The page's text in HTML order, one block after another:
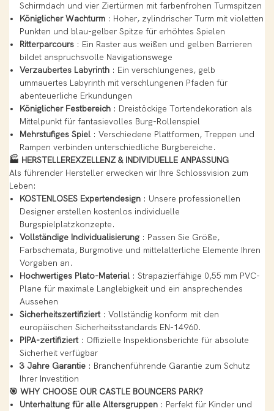
Schirmdach und vier Ziertürmen mit farbenfrohen Turmspitzen
Königlicher Wachturm: Hoher, zylindrischer Turm mit violetten
Punkten und blau-gelber Spitze für erhöhtes Spielen
Ritterparcours: Ein Raster aus weißen und gelben Barrieren
bildet anspruchsvolle Navigationswege
Verzaubertes Labyrinth: Ein verschlungenes, gelb
ummauertes Labyrinth mit verschlungenen Pfaden für
abenteuerliche Erkundungen
Königlicher Festbereich: Dreistöckige Tortendekoration als
Mittelpunkt für fantasievolles Burg-Rollenspiel
Mehrstufiges Spiel: Verschiedene Plattformen, Treppen und
Rampen verbinden unterschiedliche Burgbereiche.
🏭 HERSTELLEREXZELLENZ & INDIVIDUELLE ANPASSUNG
Als führender Hersteller erwecken wir Ihre Schlossvision zum
Leben:
KOSTENLOSES Expertendesign: Unsere professionellen
Designer erstellen kostenlos individuelle
Burgspielplatzkonzepte.
Vollständige Individualisierung: Passen Sie Größe,
Farbschemata, Burgmotive und mittelalterliche Elemente Ihren
Vorgaben an.
Hochwertiges Plato-Material: Strapazierfähige 0,55 mm PVC-
Plane für maximale Langlebigkeit und ein ansprechendes
Aussehen
Sicherheitszertifiziert: Vollständig konform mit den
europäischen Sicherheitsstandards EN-14960.
PIPA-zertifiziert: Offizielle Inspektionsberichte für absolute
Sicherheit verfügbar
3 Jahre Garantie: Branchenführende Garantie zum Schutz
Ihrer Investition
🎯 WHY CHOOSE OUR CASTLE BOUNCERS PARK?
Unterhaltung für alle Altersgruppen: Perfekt für Kinder und